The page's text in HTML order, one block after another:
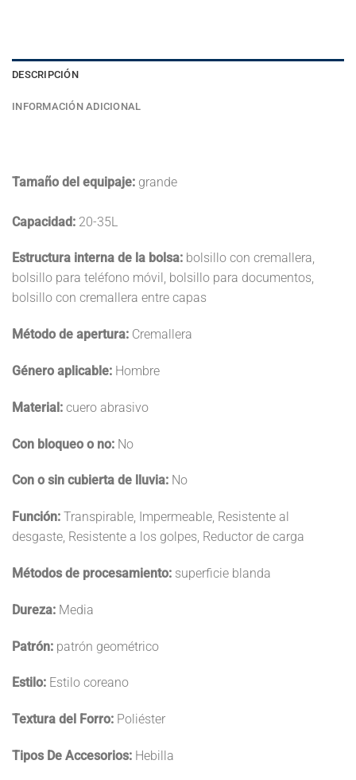
DESCRIPCIÓN
INFORMACIÓN ADICIONAL
Tamaño del equipaje: grande
Capacidad: 20-35L
Estructura interna de la bolsa: bolsillo con cremallera,
bolsillo para teléfono móvil, bolsillo para documentos,
bolsillo con cremallera entre capas
Método de apertura: Cremallera
Género aplicable: Hombre
Material: cuero abrasivo
Con bloqueo o no: No
Con o sin cubierta de lluvia: No
Función: Transpirable, Impermeable, Resistente al
desgaste, Resistente a los golpes, Reductor de carga
Métodos de procesamiento: superficie blanda
Dureza: Media
Patrón: patrón geométrico
Estilo: Estilo coreano
Textura del Forro: Poliéster
Tipos De Accesorios: Hebilla